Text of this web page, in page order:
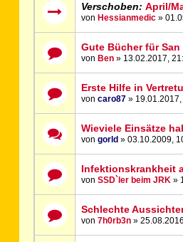
Verschoben: April/
von Hessianmedic »
Gute Bücher für San
von Ben » 13.02.2017,
Erste Hilfe in
voncaro87 » 19.01.2017,
Wieviele Einsätze
vongorld » 03.10.2009,
Infektionskrankheit
vonSSD`ler beim JRK »
Schlechte
von7h0rb3n »